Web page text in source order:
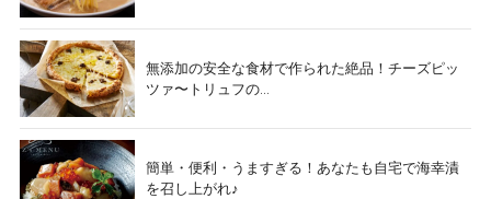
無添加の安全な食材で作られた絶品！チーズピッ
ツァ〜トリュフの...
簡単・便利・うますぎる！あなたも自宅で海幸漬
を召し上がれ♪